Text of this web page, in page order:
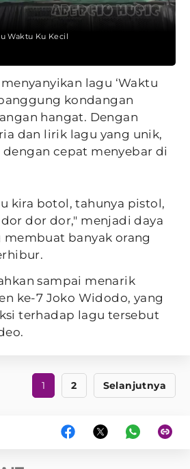
Waktu Ku Kecil
lagu ‘Waktu
kondangan
hangat. Dengan
dan lirik lagu yang unik,
cepat menyebar di
kira botol, tahunya pistol,
dor dor," menjadi daya
banyak orang
sampai menarik
ke-7 Joko Widodo, yang
terhadap lagu tersebut
1 2 Selanjutnya